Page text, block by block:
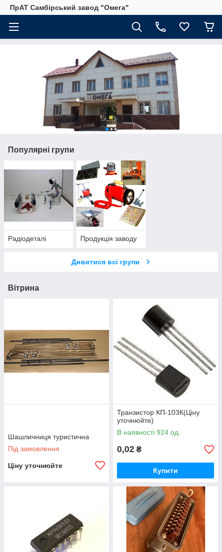
ПрАТ Самбірський завод "Омега"
Популярні групи
Радіодеталі Продукція заводу
Дивитися всі групи
Вітрина
Шашличниця туристична
Під замовлення
Ціну уточнюйте
Транзистор КП-103К(Ціну
уточнюйте)
В наявності 924 од.
0,02 ₴
Купити